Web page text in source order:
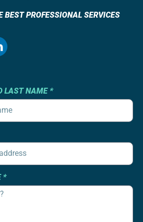
BEST PROFESSIONAL SERVICES
LAST NAME *
*